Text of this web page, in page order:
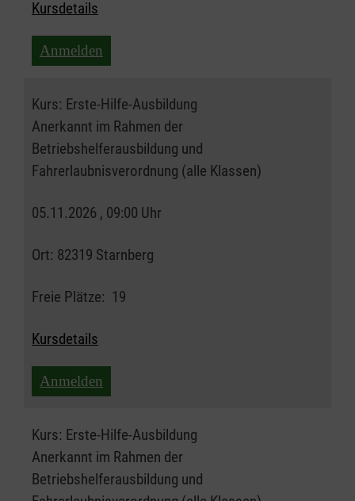
Kursdetails
Anmelden
Kurs: Erste-Hilfe-Ausbildung
Anerkannt im Rahmen der
Betriebshelferausbildung und
Fahrerlaubnisverordnung (alle Klassen)
05.11.2026 , 09:00 Uhr
Ort: 82319 Starnberg
Freie Plätze: 19
Kursdetails
Anmelden
Kurs: Erste-Hilfe-Ausbildung
Anerkannt im Rahmen der
Betriebshelferausbildung und